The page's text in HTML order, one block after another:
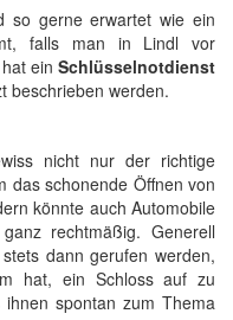
so gerne erwartet wie ein
falls man in Lindl vor
ein Schlüsselnotdienst
beschrieben werden.
nicht nur der richtige
das schonende Öffnen von
könnte auch Automobile
rechtmäßig. Generell
dann gerufen werden,
hat, ein Schloss auf zu
spontan zum Thema